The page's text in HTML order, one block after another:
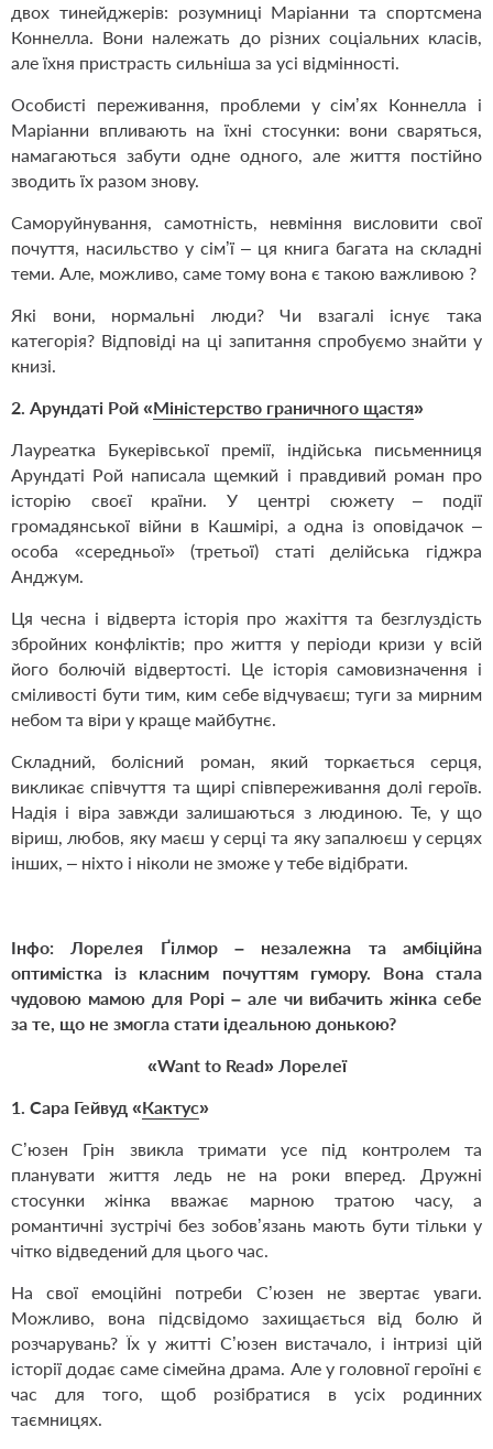
двох тинейджерів: розумниці Маріанни та спортсмена
Коннелла. Вони належать до різних соціальних класів,
але їхня пристрасть сильніша за усі відмінності.
Особисті переживання, проблеми у сім’ях Коннелла і
Маріанни впливають на їхні стосунки: вони сваряться,
намагаються забути одне одного, але життя постійно
зводить їх разом знову.
Саморуйнування, самотність, невміння висловити свої
почуття, насильство у сім’ї – ця книга багата на складні
теми. Але, можливо, саме тому вона є такою важливою ?
Які вони, нормальні люди? Чи взагалі існує така
категорія? Відповіді на ці запитання спробуємо знайти у
книзі.
2. Арундаті Рой «Міністерство граничного щастя»
Лауреатка Букерівської премії, індійська письменниця
Арундаті Рой написала щемкий і правдивий роман про
історію своєї країни. У центрі сюжету – події
громадянської війни в Кашмірі, а одна із оповідачок –
особа «середньої» (третьої) статі
делійська гіджра
Анджум.
Ця чесна і відверта історія про жахіття та безглуздість
збройних конфліктів; про життя у періоди кризи у всій
його болючій відвертості. Це історія самовизначення і
сміливості бути тим, ким себе відчуваєш; туги за мирним
небом та віри у краще майбутнє.
Складний, болісний роман, який торкається серця,
викликає співчуття та щирі співпереживання долі героїв.
Надія і віра завжди залишаються з людиною. Те, у що
віриш, любов, яку маєш у серці та яку запалюєш у серцях
інших, – ніхто і ніколи не зможе у тебе відібрати.
Інфо: Лорелея Ґілмор – незалежна та амбіційна
оптимістка із класним почуттям гумору. Вона стала
чудовою мамою для Рорі – але чи вибачить жінка себе
за те, що не змогла стати ідеальною донькою?
«Want to Read» ‎ Лорелеї
1. Сара Гейвуд «Кактус»
С’юзен Грін звикла тримати усе під контролем та
планувати життя ледь не на роки вперед. Дружні
стосунки жінка вважає марною тратою часу, а
романтичні зустрічі без зобов’язань мають бути тільки у
чітко відведений для цього час.
На свої емоційні потреби С’юзен не звертає уваги.
Можливо, вона підсвідомо захищається від болю й
розчарувань? Їх у житті С’юзен вистачало, і інтризі цій
історії додає саме сімейна драма. Але у головної героїні є
час для того, щоб розібратися в усіх родинних
таємницях.